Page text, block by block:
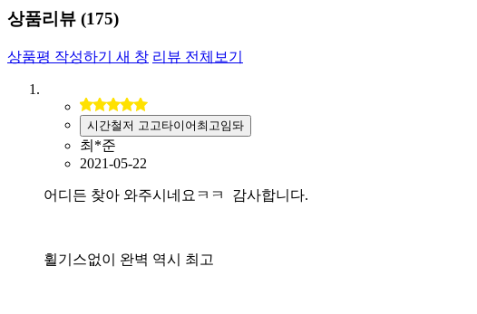
상품리뷰 (175)
상품평 작성하기 새 창 리뷰 전체보기
시간철저 고고타이어최고임돠
최*준
2021-05-22
어디든 찾아 와주시네요ㅋㅋ 감사합니다.
휠기스없이 완벽 역시 최고